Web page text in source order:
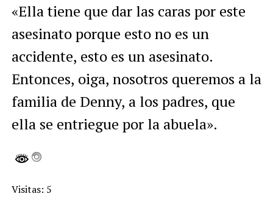
«Ella tiene que dar las caras por este
asesinato porque esto no es un
accidente, esto es un asesinato.
Entonces, oiga, nosotros queremos a la
familia de Denny, a los padres, que
ella se entriegue por la abuela».
Visitas: 5